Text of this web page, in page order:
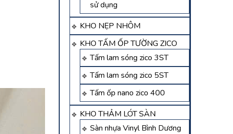
sử dụng
KHO NẸP NHÔM
KHO TẤM ỐP TƯỜNG ZICO
Tấm lam sóng zico 3ST
Tấm lam sóng zico 5ST
Tấm ốp nano zico 400
KHO THẢM LÓT SÀN
Sàn nhựa Vinyl Bình Dương